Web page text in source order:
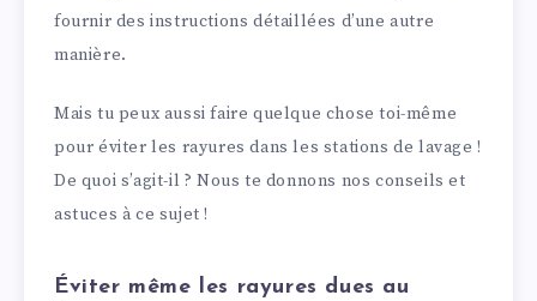
fournir des instructions détaillées d’une autre
manière.
Mais tu peux aussi faire quelque chose toi-même
pour éviter les rayures dans les stations de lavage !
De quoi s’agit-il ? Nous te donnons nos conseils et
astuces à ce sujet !
Éviter même les rayures dues au